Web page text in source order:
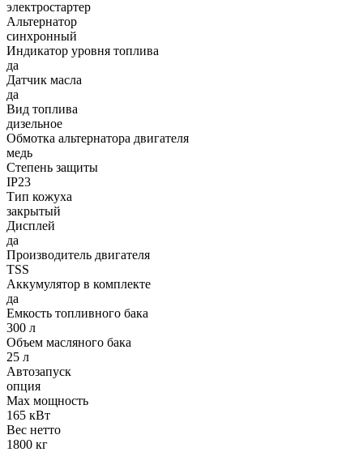
электростартер
Альтернатор
синхронный
Индикатор уровня топлива
да
Датчик масла
да
Вид топлива
дизельное
Обмотка альтернатора двигателя
медь
Степень защиты
IP23
Тип кожуха
закрытый
Дисплей
да
Производитель двигателя
TSS
Аккумулятор в комплекте
да
Емкость топливного бака
300 л
Объем масляного бака
25 л
Автозапуск
опция
Max мощность
165 кВт
Вес нетто
1800 кг